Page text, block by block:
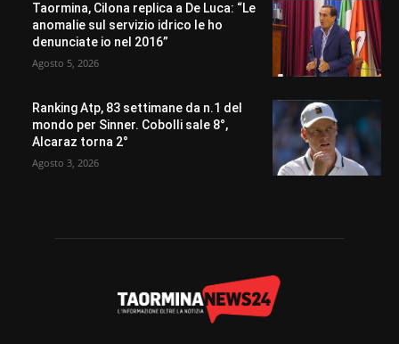
Taormina, Cilona replica a De Luca: “Le
anomalie sul servizio idrico le ho
denunciate io nel 2016”
Agosto 5, 2026
Ranking Atp, 83 settimane da n.1 del
mondo per Sinner. Cobolli sale 8°,
Alcaraz torna 2°
Agosto 3, 2026